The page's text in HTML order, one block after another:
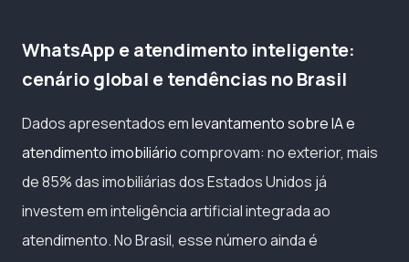
WhatsApp e atendimento inteligente:
cenário global e tendências no Brasil
Dados apresentados emlevantamento sobre IA e
atendimento imobiliáriocomprovam: no exterior, mais
de 85% das imobiliárias dos Estados Unidos já
investem em inteligência artificial integrada ao
atendimento. No Brasil, esse número ainda é